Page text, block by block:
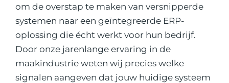
om de overstap te maken van versnipperde
systemen naar een geïntegreerde ERP-
oplossing die écht werkt voor hun bedrijf.
Door onze jarenlange ervaring in de
maakindustrie weten wij precies welke
signalen aangeven dat jouw huidige systeem